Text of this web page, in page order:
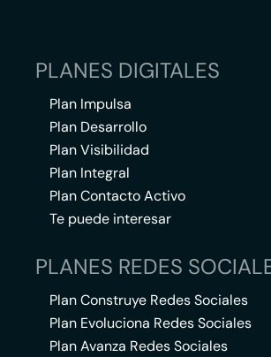
PLANES DIGITALES
Plan Impulsa
Plan Desarrollo
Plan Visibilidad
Plan Integral
Plan Contacto Activo
Te puede interesar
PLANES REDES
Plan Construye Redes Sociales
Plan Evoluciona Redes Sociales
Plan Avanza Redes Sociales